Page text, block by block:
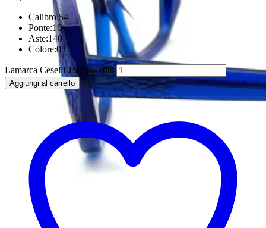
Calibro:54
Ponte:16
Aste:140
Colore:03
Lamarca Ceselli 150 quantità
Aggiungi al carrello